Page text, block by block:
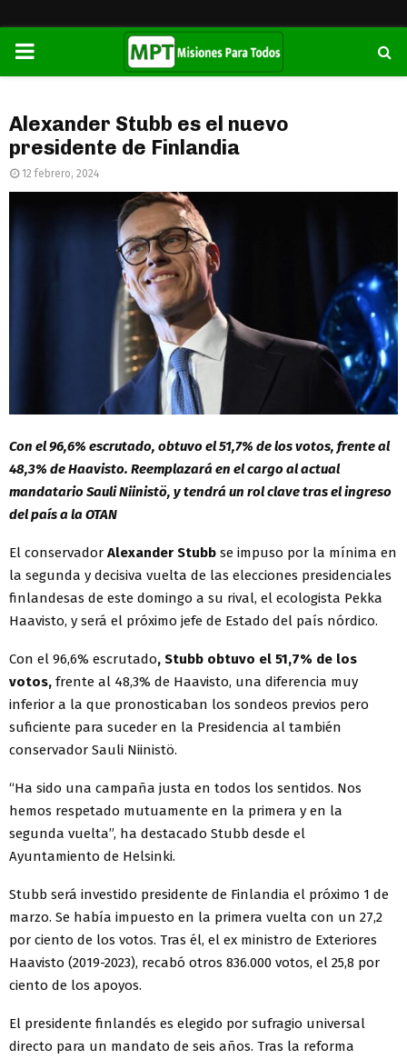
PRIMARY
Alexander Stubb es el nuevo
presidente de Finlandia
12 febrero, 2024
Con el 96,6% escrutado, obtuvo el 51,7% de los votos, frente al
48,3% de Haavisto. Reemplazará en el cargo al actual
mandatario Sauli Niinistö, y tendrá un rol clave tras el ingreso
del país a la OTAN
El conservador Alexander Stubb se impuso por la mínima en
la segunda y decisiva vuelta de las elecciones presidenciales
finlandesas de este domingo a su rival, el ecologista Pekka
Haavisto, y será el próximo jefe de Estado del país nórdico.
Con el 96,6% escrutado, Stubb obtuvo el 51,7% de los
votos, frente al 48,3% de Haavisto, una diferencia muy
inferior a la que pronosticaban los sondeos previos pero
suficiente para suceder en la Presidencia al también
conservador Sauli Niinistö.
“Ha sido una campaña justa en todos los sentidos. Nos
hemos respetado mutuamente en la primera y en la
segunda vuelta”, ha destacado Stubb desde el
Ayuntamiento de Helsinki.
Stubb será investido presidente de Finlandia el próximo 1 de
marzo. Se había impuesto en la primera vuelta con un 27,2
por ciento de los votos. Tras él, el ex ministro de Exteriores
Haavisto (2019-2023), recabó otros 836.000 votos, el 25,8 por
ciento de los apoyos.
El presidente finlandés es elegido por sufragio universal
directo para un mandato de seis años. Tras la reforma